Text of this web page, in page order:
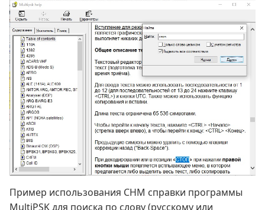
Пример использования CHM справки программы
MultiPSK для поиска по слову (русскому или